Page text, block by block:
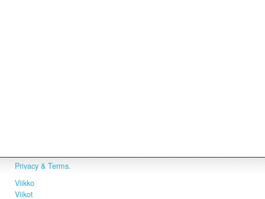
Privacy & Terms.
Viikko
Viikot